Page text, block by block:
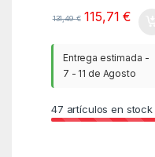
131,49€ 115,71€
Entrega estimada -
7 - 11 de Agosto
47 artículos en stock